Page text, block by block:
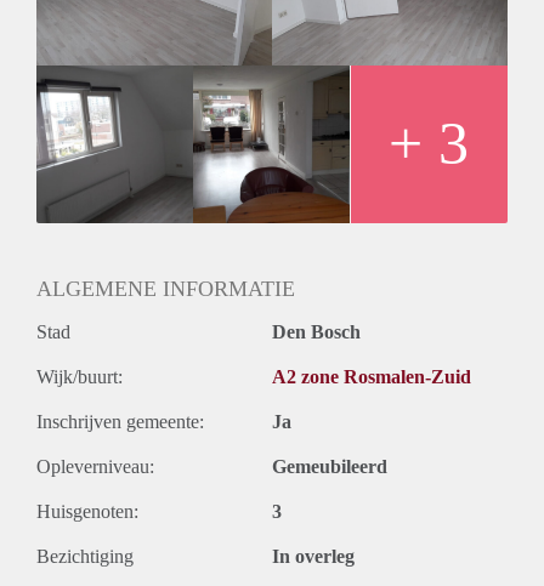
gestoffeerd).
Gezien contractvorm is verhuur alleen mogelijk aan een
(aankomend; bijv. tussenjaar) student (m/v).
+ 3
ALGEMENE INFORMATIE
Stad Den Bosch
Wijk/buurt: A2 zone Rosmalen-Zuid
Inschrijven gemeente: Ja
Opleverniveau: Gemeubileerd
Huisgenoten: 3
Bezichtiging In overleg